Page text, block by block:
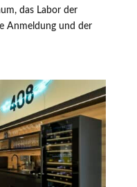
das Labor der
Anmeldung und der